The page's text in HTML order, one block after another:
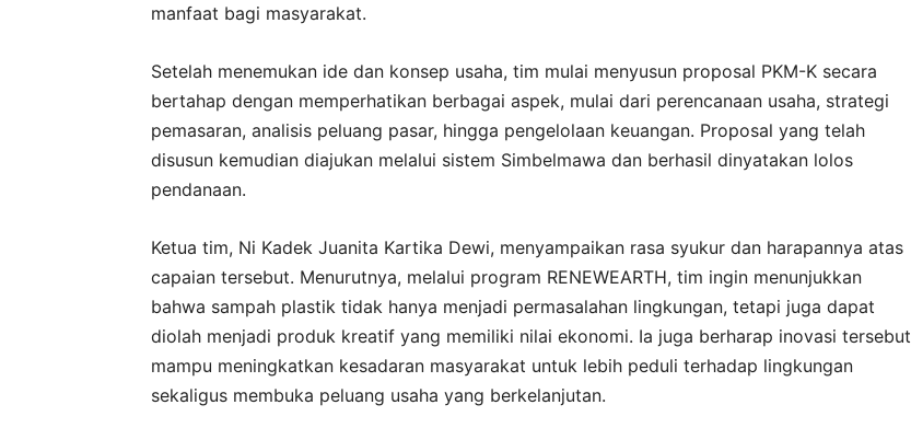
manfaat bagi masyarakat.
Setelah menemukan ide dan konsep usaha, tim mulai menyusun proposal PKM-K secara
bertahap dengan memperhatikan berbagai aspek, mulai dari perencanaan usaha, strategi
pemasaran, analisis peluang pasar, hingga pengelolaan keuangan. Proposal yang telah
disusun kemudian diajukan melalui sistem Simbelmawa dan berhasil dinyatakan lolos
pendanaan.
Ketua tim, Ni Kadek Juanita Kartika Dewi, menyampaikan rasa syukur dan harapannya atas
capaian tersebut. Menurutnya, melalui program RENEWEARTH, tim ingin menunjukkan
bahwa sampah plastik tidak hanya menjadi permasalahan lingkungan, tetapi juga dapat
diolah menjadi produk kreatif yang memiliki nilai ekonomi. Ia juga berharap inovasi tersebut
mampu meningkatkan kesadaran masyarakat untuk lebih peduli terhadap lingkungan
sekaligus membuka peluang usaha yang berkelanjutan.